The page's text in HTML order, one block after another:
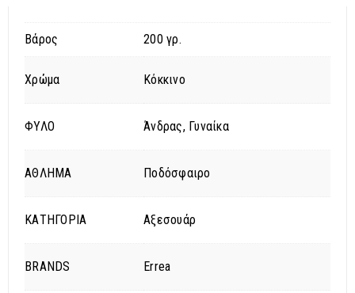
Βάρος 200 γρ.
Χρώμα Κόκκινο
ΦΥΛΟ Άνδρας, Γυναίκα
ΑΘΛΗΜΑ Ποδόσφαιρο
ΚΑΤΗΓΟΡΙΑ Αξεσουάρ
BRANDS Errea